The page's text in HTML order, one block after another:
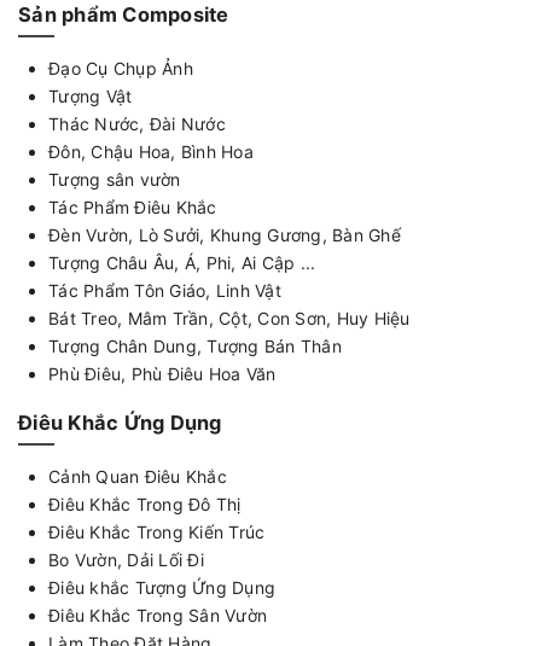
Sản phẩm Composite
Đạo Cụ Chụp Ảnh
Tượng Vật
Thác Nước, Đài Nước
Đôn, Chậu Hoa, Bình Hoa
Tượng sân vườn
Tác Phẩm Điêu Khắc
Đèn Vườn, Lò Sưởi, Khung Gương, Bàn Ghế
Tượng Châu Âu, Á, Phi, Ai Cập ...
Tác Phẩm Tôn Giáo, Linh Vật
Bát Treo, Mâm Trần, Cột, Con Sơn, Huy Hiệu
Tượng Chân Dung, Tượng Bán Thân
Phù Điêu, Phù Điêu Hoa Văn
Điêu Khắc Ứng Dụng
Cảnh Quan Điêu Khắc
Điêu Khắc Trong Đô Thị
Điêu Khắc Trong Kiến Trúc
Bo Vườn, Dải Lối Đi
Điêu khắc Tượng Ứng Dụng
Điêu Khắc Trong Sân Vườn